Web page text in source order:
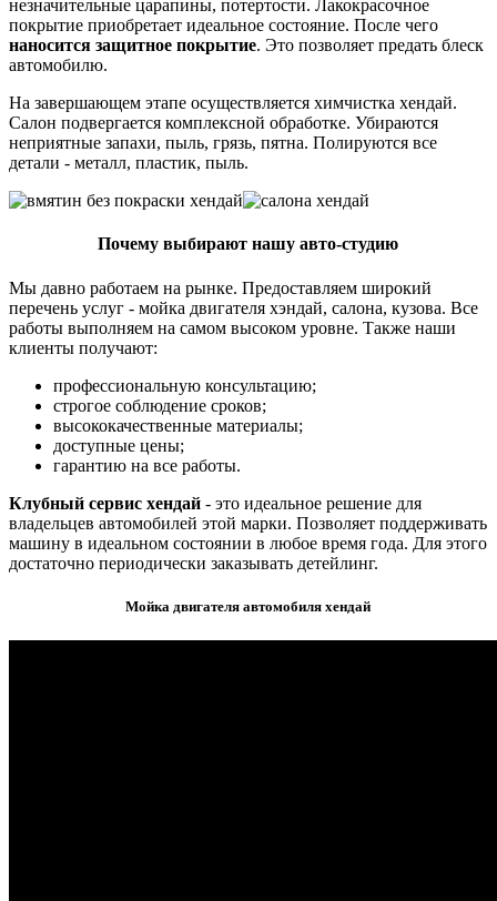
незначительные царапины, потертости. Лакокрасочное
покрытие приобретает идеальное состояние. После чего
наносится защитное покрытие. Это позволяет предать блеск
автомобилю.
На завершающем этапе осуществляется химчистка хендай.
Салон подвергается комплексной обработке. Убираются
неприятные запахи, пыль, грязь, пятна. Полируются все
детали - металл, пластик, пыль.
Почему выбирают нашу авто-студию
Мы давно работаем на рынке. Предоставляем широкий
перечень услуг - мойка двигателя хэндай, салона, кузова. Все
работы выполняем на самом высоком уровне. Также наши
клиенты получают:
профессиональную консультацию;
строгое соблюдение сроков;
высококачественные материалы;
доступные цены;
гарантию на все работы.
Клубный сервис хендай - это идеальное решение для
владельцев автомобилей этой марки. Позволяет поддерживать
машину в идеальном состоянии в любое время года. Для этого
достаточно периодически заказывать детейлинг.
Мойка двигателя автомобиля хендай